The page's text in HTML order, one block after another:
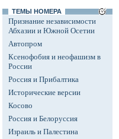
ТЕМЫ НОМЕРА
Признание независимости
Абхазии и Южной Осетии
Автопром
Ксенофобия и неофашизм в
России
Россия и Прибалтика
Исторические версии
Косово
Россия и Белоруссия
Израиль и Палестина